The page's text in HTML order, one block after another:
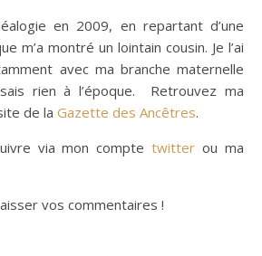
en 2009, en repartant d’une
m’a montré un lointain cousin. Je l’ai
avec ma branche maternelle
rien à l’époque. Retrouvez ma
de la Gazette des Ancêtres.
via mon comptetwitter ou ma
vos commentaires !